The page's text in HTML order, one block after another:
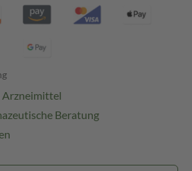
Arzneimittel
Beratung